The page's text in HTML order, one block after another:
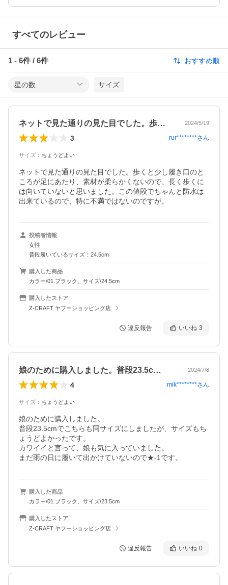
すべてのレビュー
1 - 6件 / 6件 おすすめ順
星の数 サイズ
ネットで見た通りの見た目でした。歩くと… 2024/5/19
3 rur********さん
サイズ ： ちょうどよい
ネットで見た通りの見た目でした。歩くと少し履き口のと
ころが足にあたり、素材が柔らかくないので、長く歩くに
は向いていないと思いました。この値段でちゃんと防水は
出来ているので、特に不満ではないのですが。
投稿者情報
女性
普段履いているサイズ：24.5cm
購入した商品
カラー/01.ブラック、サイズ/24.5cm
購入したストア
Z-CRAFT ヤフーショッピング店
違反報告 いいね 3
娘のために購入しました。普段23.5c… 2024/7/8
4 mik********さん
サイズ ： ちょうどよい
娘のために購入しました。
普段23.5cmでこちらも同サイズにしましたが、サイズもち
ょうどよかったです。
カワイイと言って、娘も気に入っていました。
まだ雨の日に履いて出かけていないので★-1です。
購入した商品
カラー/01.ブラック、サイズ/23.5cm
購入したストア
Z-CRAFT ヤフーショッピング店
違反報告 いいね 0